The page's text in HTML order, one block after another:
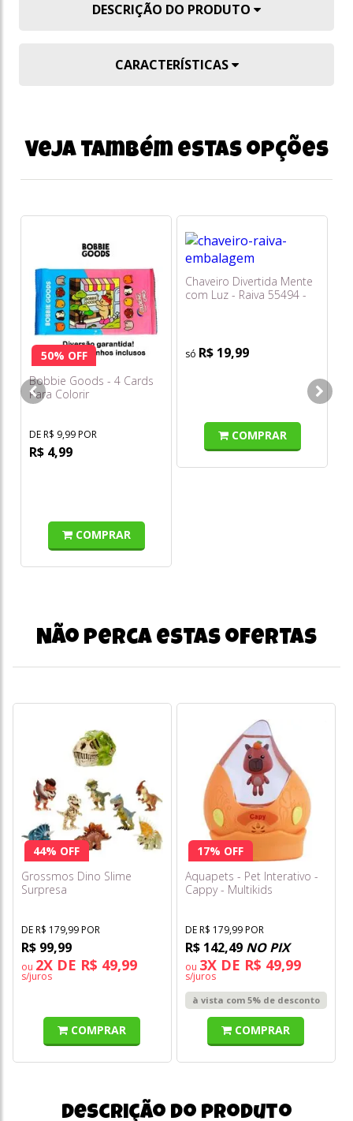
DESCRIÇÃO DO PRODUTO
CARACTERÍSTICAS
Veja também estas opções
50% OFF
Bobbie Goods - 4 Cards
Para Colorir
DE R$ 9,99 POR
R$ 4,99
COMPRAR
Chaveiro Divertida Mente
com Luz - Raiva 55494 -
R$ 19,99
COMPRAR
Não perca estas ofertas
44% OFF
Grossmos Dino Slime
Surpresa
DE R$ 179,99 POR
R$ 99,99
ou 2X DE R$ 49,99
s/juros
COMPRAR
17% OFF
Aquapets - Pet Interativo -
Cappy - Multikids
DE R$ 179,99 POR
R$ 142,49 NO PIX
ou 3X DE R$ 49,99
s/juros
à vista com 5% de desconto
COMPRAR
Descrição do produto